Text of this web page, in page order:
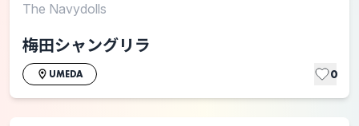
The Navydolls
梅田シャングリラ
UMEDA 0